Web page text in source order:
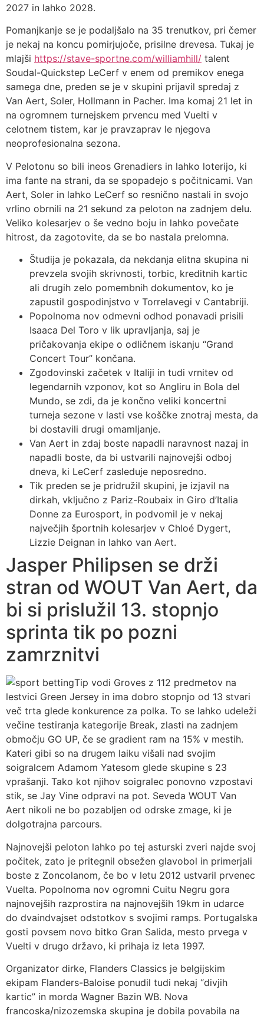
2027 in lahko 2028.
Pomanjkanje se je podaljšalo na 35 trenutkov, pri čemer
je nekaj na koncu pomirjujoče, prisilne drevesa. Tukaj je
mlajši https://stave-sportne.com/williamhill/ talent
Soudal-Quickstep LeCerf v enem od premikov enega
samega dne, preden se je v skupini prijavil spredaj z
Van Aert, Soler, Hollmann in Pacher. Ima komaj 21 let in
na ogromnem turnejskem prvencu med Vuelti v
celotnem tistem, kar je pravzaprav le njegova
neoprofesionalna sezona.
V Pelotonu so bili ineos Grenadiers in lahko loterijo, ki
ima fante na strani, da se spopadejo s počitnicami. Van
Aert, Soler in lahko LeCerf so resnično nastali in svojo
vrlino obrnili na 21 sekund za peloton na zadnjem delu.
Veliko kolesarjev o še vedno boju in lahko povečate
hitrost, da zagotovite, da se bo nastala prelomna.
Študija je pokazala, da nekdanja elitna skupina ni
prevzela svojih skrivnosti, torbic, kreditnih kartic
ali drugih zelo pomembnih dokumentov, ko je
zapustil gospodinjstvo v Torrelavegi v Cantabriji.
Popolnoma nov odmevni odhod ponavadi prisili
Isaaca Del Toro v lik upravljanja, saj je
pričakovanja ekipe o odličnem iskanju “Grand
Concert Tour” končana.
Zgodovinski začetek v Italiji in tudi vrnitev od
legendarnih vzponov, kot so Angliru in Bola del
Mundo, se zdi, da je končno veliki koncertni
turneja sezone v lasti vse koščke znotraj mesta, da
bi dostavili drugi omamljanje.
Van Aert in zdaj boste napadli naravnost nazaj in
napadli boste, da bi ustvarili najnovejši odboj
dneva, ki LeCerf zasleduje neposredno.
Tik preden se je pridružil skupini, je izjavil na
dirkah, vključno z Pariz-Roubaix in Giro d’Italia
Donne za Eurosport, in podvomil je v nekaj
največjih športnih kolesarjev v Chloé Dygert,
Lizzie Deignan in lahko van Aert.
Jasper Philipsen se drži
stran od WOUT Van Aert, da
bi si prislužil 13. stopnjo
sprinta tik po pozni
zamrznitvi
Tip vodi Groves z 112 predmetov na
lestvici Green Jersey in ima dobro stopnjo od 13 stvari
več trta glede konkurence za polka. To se lahko udeleži
večine testiranja kategorije Break, zlasti na zadnjem
območju GO UP, če se gradient ram na 15% v mestih.
Kateri gibi so na drugem laiku višali nad svojim
soigralcem Adamom Yatesom glede skupine s 23
vprašanji. Tako kot njihov soigralec ponovno vzpostavi
stik, se Jay Vine odpravi na pot. Seveda WOUT Van
Aert nikoli ne bo pozabljen od odrske zmage, ki je
dolgotrajna parcours.
Najnovejši peloton lahko po tej asturski zveri najde svoj
počitek, zato je pritegnil obsežen glavobol in primerjali
boste z Zoncolanom, če bo v letu 2012 ustvaril prvenec
Vuelta. Popolnoma nov ogromni Cuitu Negru gora
najnovejših razprostira na najnovejših 19km in udarce
do dvaindvajset odstotkov s svojimi ramps. Portugalska
gosti povsem novo bitko Gran Salida, mesto prvega v
Vuelti v drugo državo, ki prihaja iz leta 1997.
Organizator dirke, Flanders Classics je belgijskim
ekipam Flanders-Baloise ponudil tudi nekaj “divjih
kartic” in morda Wagner Bazin WB. Nova
francoska/nizozemska skupina je dobila povabila na